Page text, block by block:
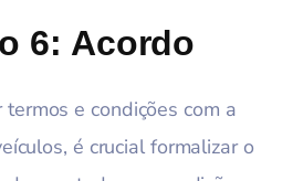
6: Acordo
e condições com a
é crucial formalizar o